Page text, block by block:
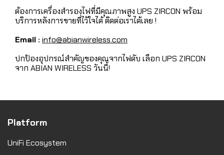
ต้องการเครื่องสำรองไฟที่มีคุณภาพสูง UPS ZIRCON พร้อม
บริการหลังการขายที่ไว้ใจได้ ติดต่อเราได้เลย !
Email : info@abianwireless.com
ปกป้องอุปกรณ์สำคัญของคุณจากไฟดับ เลือก UPS ZIRCON
จาก ABIAN WIRELESS วันนี้!
Platform
UniFi Ecosystem